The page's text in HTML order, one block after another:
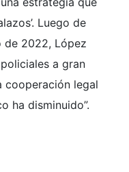
Luego de
de 2022, López
a gran
cooperación legal
ha disminuido”.